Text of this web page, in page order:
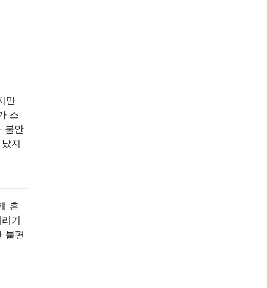
만
스
불안
지
흔
기
불편